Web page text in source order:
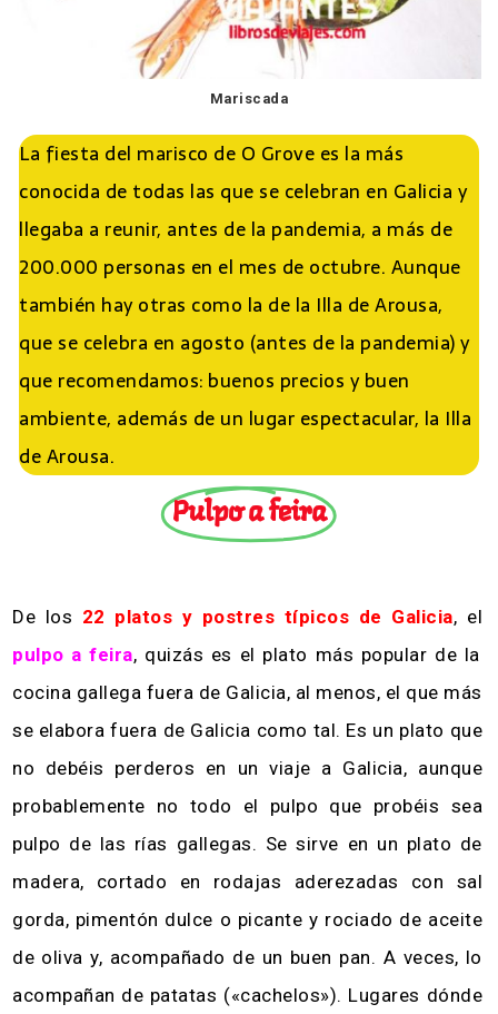
Mariscada
La fiesta del marisco de O Grove es la más
conocida de todas las que se celebran en Galicia y
llegaba a reunir, antes de la pandemia, a más de
200.000 personas en el mes de octubre. Aunque
también hay otras como la de la Illa de Arousa,
que se celebra en agosto (antes de la pandemia) y
que recomendamos: buenos precios y buen
ambiente, además de un lugar espectacular, la Illa
de Arousa.
Pulpo a feira
De los 22 platos y postres típicos de Galicia, el
pulpo a feira, quizás es el plato más popular de la
cocina gallega fuera de Galicia, al menos, el que más
se elabora fuera de Galicia como tal. Es un plato que
no debéis perderos en un viaje a Galicia, aunque
probablemente no todo el pulpo que probéis sea
pulpo de las rías gallegas. Se sirve en un plato de
madera, cortado en rodajas aderezadas con sal
gorda, pimentón dulce o picante y rociado de aceite
de oliva y, acompañado de un buen pan. A veces, lo
acompañan de patatas («cachelos»). Lugares dónde